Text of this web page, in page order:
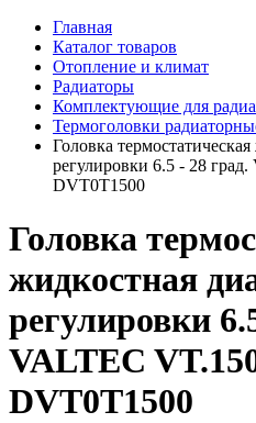
Главная
Каталог товаров
Отопление и климат
Радиаторы
Комплектующие для
Термоголовки
Головка
регулировки 6.5 - 28
DVT0T1500
Головка
жидкостная
регулировки
VALTEC
DVT0T1500